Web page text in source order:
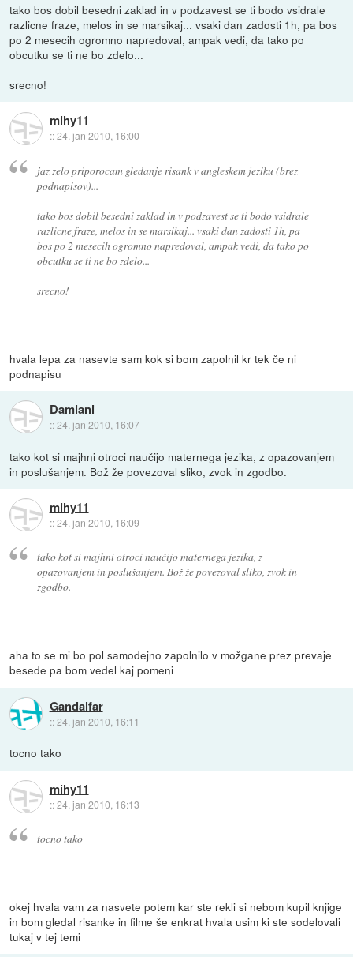
tako bos dobil besedni zaklad in v podzavest se ti bodo vsidrale
razlicne fraze, melos in se marsikaj... vsaki dan zadosti 1h, pa bos
po 2 mesecih ogromno napredoval, ampak vedi, da tako po
obcutku se ti ne bo zdelo...
srecno!
mihy11
::24. jan 2010, 16:00
jaz zelo priporocam gledanje risank v angleskem jeziku (brez
podnapisov)...
tako bos dobil besedni zaklad in v podzavest se ti bodo vsidrale
razlicne fraze, melos in se marsikaj... vsaki dan zadosti 1h, pa
bos po 2 mesecih ogromno napredoval, ampak vedi, da tako po
obcutku se ti ne bo zdelo...
srecno!
hvala lepa za nasevte sam kok si bom zapolnil kr tek če ni
podnapisu
Damiani
::24. jan 2010, 16:07
tako kot si majhni otroci naučijo maternega jezika, z opazovanjem
in poslušanjem. Bož že povezoval sliko, zvok in zgodbo.
mihy11
::24. jan 2010, 16:09
tako kot si majhni otroci naučijo maternega jezika, z
opazovanjem in poslušanjem. Bož že povezoval sliko, zvok in
zgodbo.
aha to se mi bo pol samodejno zapolnilo v možgane prez prevaje
besede pa bom vedel kaj pomeni
Gandalfar
::24. jan 2010, 16:11
tocno tako
mihy11
::24. jan 2010, 16:13
tocno tako
okej hvala vam za nasvete potem kar ste rekli si nebom kupil knjige
in bom gledal risanke in filme še enkrat hvala usim ki ste sodelovali
tukaj v tej temi